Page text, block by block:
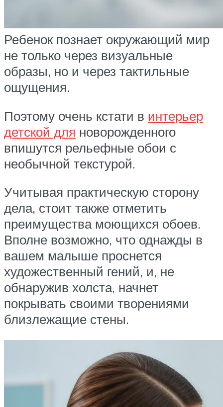
Ребенок познает окружающий мир
не только через визуальные
образы, но и через тактильные
ощущения.
Поэтому очень кстати в интерьер
детской для новорожденного
впишутся рельефные обои с
необычной текстурой.
Учитывая практическую сторону
дела, стоит также отметить
преимущества моющихся обоев.
Вполне возможно, что однажды в
вашем малыше проснется
художественный гений, и, не
обнаружив холста, начнет
покрывать своими творениями
близлежащие стены.